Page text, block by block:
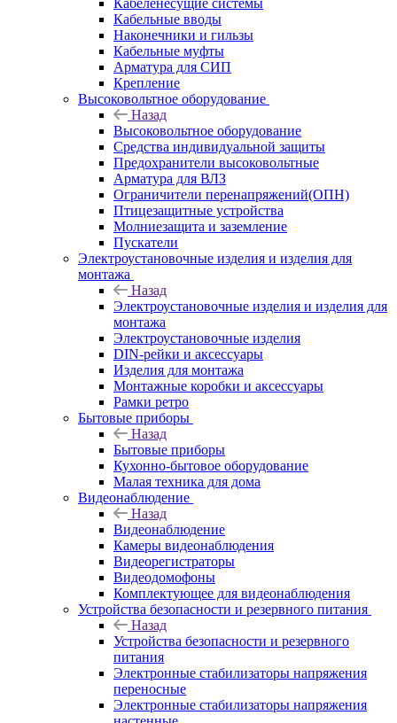
Кабеленесущие системы
Кабельные вводы
Наконечники и гильзы
Кабельные муфты
Арматура для СИП
Крепление
Высоковольтное оборудование
Назад
Высоковольтное оборудование
Средства индивидуальной защиты
Предохранители высоковольтные
Арматура для ВЛЗ
Ограничители перенапряжений(ОПН)
Птицезащитные устройства
Молниезащита и заземление
Пускатели
Электроустановочные изделия и изделия для
монтажа
Назад
Электроустановочные изделия и изделия для
монтажа
Электроустановочные изделия
DIN-рейки и аксессуары
Изделия для монтажа
Монтажные коробки и аксессуары
Рамки ретро
Бытовые приборы
Назад
Бытовые приборы
Кухонно-бытовое оборудование
Малая техника для дома
Видеонаблюдение
Назад
Видеонаблюдение
Камеры видеонаблюдения
Видеорегистраторы
Видеодомофоны
Комплектующее для видеонаблюдения
Устройства безопасности и резервного питания
Назад
Устройства безопасности и резервного
питания
Электронные стабилизаторы напряжения
переносные
Электронные стабилизаторы напряжения